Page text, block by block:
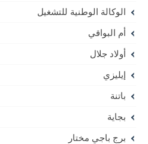
الوكالة الوطنية للتشغيل
أم البواقي
أولاد جلال
إيليزي
باتنة
بجاية
برج باجي مختار